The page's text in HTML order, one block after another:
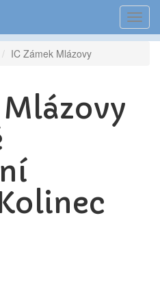
IC Zámek Mlázovy
Mlázovy